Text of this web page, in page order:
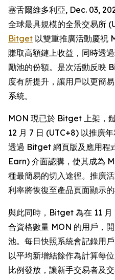
塞舌爾維多利亞, Dec. 03,
全球最具規模的全景交易所
Bitget 以雙重推廣活動慶祝
賺取高額鏈上收益，同時透
勵池的份額。是次活動反映
度有所提升，讓用戶以更簡
系統。
MON 現已於 Bitget 上架，
12 月 7 日 (UTC+8) 以推廣
透過 Bitget 網頁版及應用程
Earn) 介面認購，使其成為
種最簡易的切入途徑。推廣
利率將恢復至產品頁面顯示的
與此同時，Bitget 為在 11 月
合資格數量 MON 的用戶，
池。每日快照系統會記錄用
以平均新增結餘作為計算每
比例發放，讓新手交易者及